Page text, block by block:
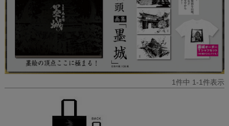
1件中 1-1件表示